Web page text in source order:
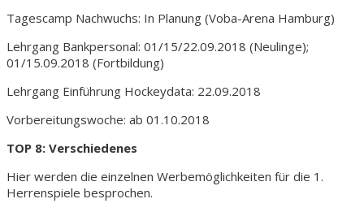
Tagescamp Nachwuchs: In Planung (Voba-Arena Hamburg)
Lehrgang Bankpersonal: 01/15/22.09.2018 (Neulinge);
01/15.09.2018 (Fortbildung)
Lehrgang Einführung Hockeydata: 22.09.2018
Vorbereitungswoche: ab 01.10.2018
TOP 8: Verschiedenes
Hier werden die einzelnen Werbemöglichkeiten für die 1.
Herrenspiele besprochen.